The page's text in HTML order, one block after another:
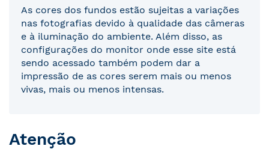
As cores dos fundos estão sujeitas a variações
nas fotografias devido à qualidade das câmeras
e à iluminação do ambiente. Além disso, as
configurações do monitor onde esse site está
sendo acessado também podem dar a
impressão de as cores serem mais ou menos
vivas, mais ou menos intensas.
Atenção